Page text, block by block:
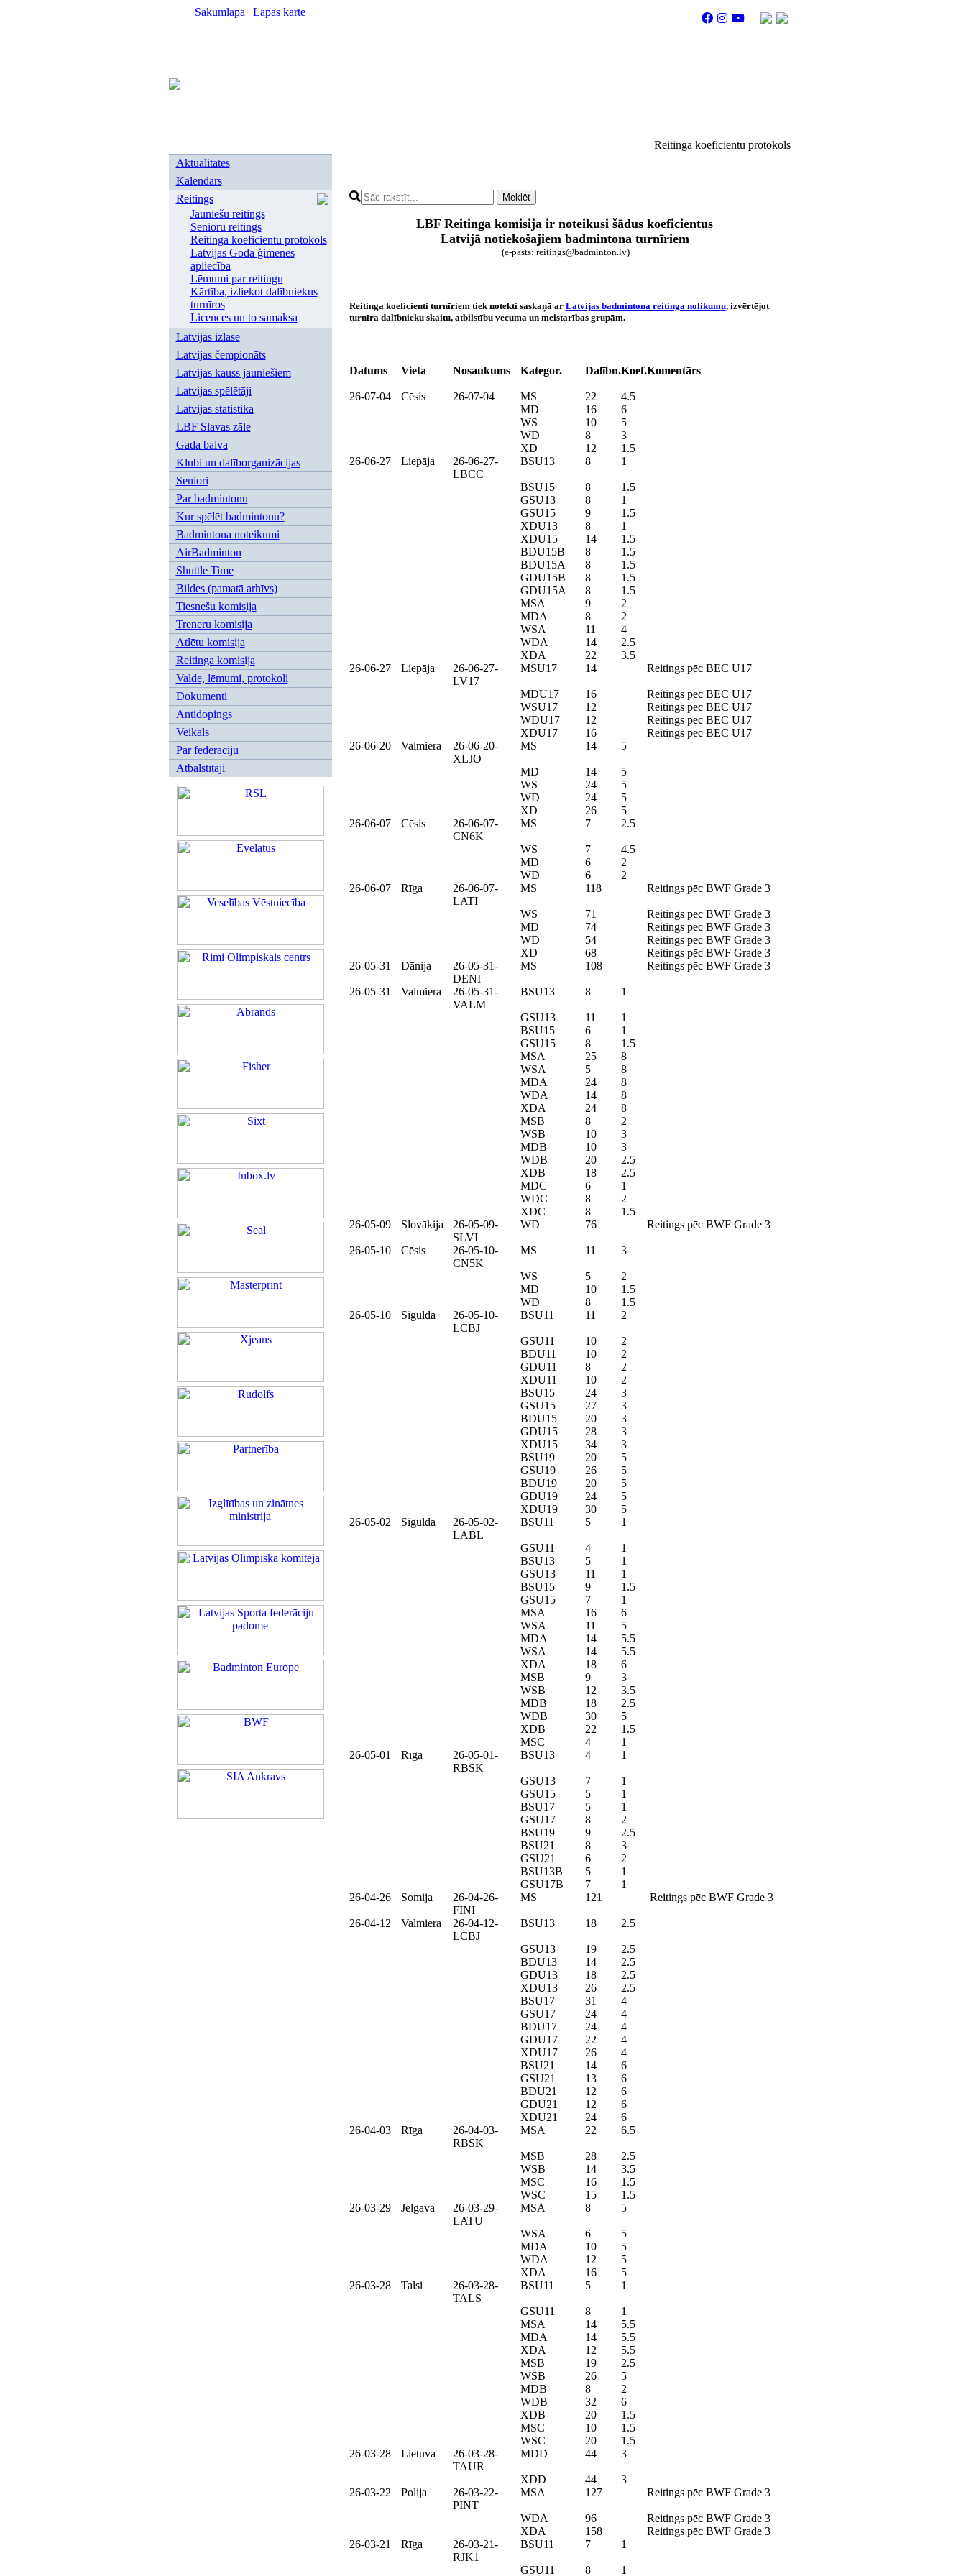
Sākumlapa | Lapas karte
Aktualitātes
Kalendārs
Reitings
Jauniešu reitings
Senioru reitings
Reitinga koeficientu protokols
Latvijas Goda ģimenes
apliecība
Lēmumi par reitingu
Kārtība, izliekot dalībniekus
turnīros
Licences un to samaksa
Latvijas izlase
Latvijas čempionāts
Latvijas kauss jauniešiem
Latvijas spēlētāji
Latvijas statistika
LBF Slavas zāle
Gada balva
Klubi un dalīborganizācijas
Seniori
Par badmintonu
Kur spēlēt badmintonu?
Badmintona noteikumi
AirBadminton
Shuttle Time
Bildes (pamatā arhīvs)
Tiesnešu komisija
Treneru komisija
Atlētu komisija
Reitinga komisija
Valde, lēmumi, protokoli
Dokumenti
Antidopings
Veikals
Par federāciju
Atbalstītāji
Reitinga koeficientu protokols
Meklēt
LBF Reitinga komisija ir noteikusi šādus koeficientus
Latvijā notiekošajiem badmintona turnīriem
(e-pasts: reitings@badminton.lv)
Reitinga koeficienti turnīriem tiek notekti saskaņā ar Latvijas badmintona reitinga nolikumu, izvērtējot
turnīra dalībnieku skaitu, atbilstību vecuma un meistarības grupām.
Datums Vieta Nosaukums Kategor. Dalībn.Koef.Komentārs
26-07-04 Cēsis 26-07-04 MS 22
4.5
MD
16
6
WS
10
5
WD
8
3
XD
12
1.5
26-06-27
Liepāja
26-06-27-
LBCC
BSU13 8 1
BSU15 8
1.5
GSU13
8
1
GSU15
9
1.5
XDU13
8
1
XDU15
14
1.5
BDU15B
8
1.5
BDU15A
8
1.5
GDU15B
8
1.5
GDU15A
8
1.5
MSA
9
2
MDA
8
2
WSA
11
4
WDA
14
2.5
XDA
22
3.5
26-06-27
Liepāja
26-06-27-
LV17
MSU17 14 Reitings pēc BEC U17
MDU17 16
Reitings pēc BEC U17
WSU17
12
Reitings pēc BEC U17
WDU17
12
Reitings pēc BEC U17
XDU17
16
Reitings pēc BEC U17
26-06-20
Valmiera
26-06-20-
XLJO
MS 14 5
MD 14
5
WS
24
5
WD
24
5
XD
26
5
26-06-07
Cēsis
26-06-07-
CN6K
MS 7 2.5
WS 7
4.5
MD
6
2
WD
6
2
26-06-07
Rīga
26-06-07-
LATI
MS 118 Reitings pēc BWF Grade 3
WS 71
Reitings pēc BWF Grade 3
MD
74
Reitings pēc BWF Grade 3
WD
54
Reitings pēc BWF Grade 3
XD
68
Reitings pēc BWF Grade 3
26-05-31
Dānija
26-05-31-
DENI
MS 108 Reitings pēc BWF Grade 3
26-05-31 Valmiera
26-05-31-
VALM
BSU13 8 1
GSU13 11
1
BSU15
6
1
GSU15
8
1.5
MSA
25
8
WSA
5
8
MDA
24
8
WDA
14
8
XDA
24
8
MSB
8
2
WSB
10
3
MDB
10
3
WDB
20
2.5
XDB
18
2.5
MDC
6
1
WDC
8
2
XDC
8
1.5
26-05-09
Slovākija
26-05-09-
SLVI
WD 76 Reitings pēc BWF Grade 3
26-05-10 Cēsis
26-05-10-
CN5K
MS 11 3
WS 5
2
MD
10
1.5
WD
8
1.5
26-05-10
Sigulda
26-05-10-
LCBJ
BSU11 11 2
GSU11 10
2
BDU11
10
2
GDU11
8
2
XDU11
10
2
BSU15
24
3
GSU15
27
3
BDU15
20
3
GDU15
28
3
XDU15
34
3
BSU19
20
5
GSU19
26
5
BDU19
20
5
GDU19
24
5
XDU19
30
5
26-05-02
Sigulda
26-05-02-
LABL
BSU11 5 1
GSU11 4
1
BSU13
5
1
GSU13
11
1
BSU15
9
1.5
GSU15
7
1
MSA
16
6
WSA
11
5
MDA
14
5.5
WSA
14
5.5
XDA
18
6
MSB
9
3
WSB
12
3.5
MDB
18
2.5
WDB
30
5
XDB
22
1.5
MSC
4
1
26-05-01
Rīga
26-05-01-
RBSK
BSU13 4 1
GSU13 7
1
GSU15
5
1
BSU17
5
1
GSU17
8
2
BSU19
9
2.5
BSU21
8
3
GSU21
6
2
BSU13B
5
1
GSU17B
7
1
26-04-26
Somija
26-04-26-
FINI
MS 121 Reitings pēc BWF Grade 3
26-04-12 Valmiera
26-04-12-
LCBJ
BSU13 18 2.5
GSU13 19
2.5
BDU13
14
2.5
GDU13
18
2.5
XDU13
26
2.5
BSU17
31
4
GSU17
24
4
BDU17
24
4
GDU17
22
4
XDU17
26
4
BSU21
14
6
GSU21
13
6
BDU21
12
6
GDU21
12
6
XDU21
24
6
26-04-03
Rīga
26-04-03-
RBSK
MSA 22 6.5
MSB 28
2.5
WSB
14
3.5
MSC
16
1.5
WSC
15
1.5
26-03-29
Jelgava
26-03-29-
LATU
MSA 8 5
WSA 6
5
MDA
10
5
WDA
12
5
XDA
16
5
26-03-28
Talsi
26-03-28-
TALS
BSU11 5 1
GSU11 8
1
MSA
14
5.5
MDA
14
5.5
XDA
12
5.5
MSB
19
2.5
WSB
26
5
MDB
8
2
WDB
32
6
XDB
20
1.5
MSC
10
1.5
WSC
20
1.5
26-03-28
Lietuva
26-03-28-
TAUR
MDD 44 3
XDD 44
3
26-03-22
Polija
26-03-22-
PINT
MSA 127 Reitings pēc BWF Grade 3
WDA 96
Reitings pēc BWF Grade 3
XDA
158
Reitings pēc BWF Grade 3
26-03-21
Rīga
26-03-21-
RJK1
BSU11 7 1
GSU11 8 1